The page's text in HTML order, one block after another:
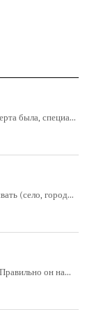
была, специа...
(село, город...
он на...